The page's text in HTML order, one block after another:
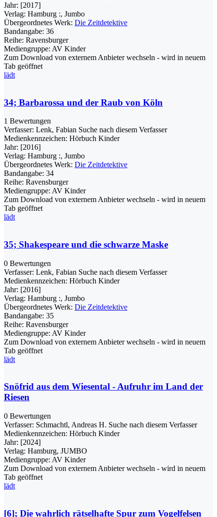
Jahr: [2017]
Verlag: Hamburg :, Jumbo
Übergeordnetes Werk: Die Zeitdetektive
Bandangabe: 36
Reihe: Ravensburger
Mediengruppe: AV Kinder
Zum Download von externem Anbieter wechseln - wird in neuem
Tab geöffnet
lädt
34; Barbarossa und der Raub von Köln
1 Bewertungen
Verfasser: Lenk, Fabian Suche nach diesem Verfasser
Medienkennzeichen: Hörbuch Kinder
Jahr: [2016]
Verlag: Hamburg :, Jumbo
Übergeordnetes Werk: Die Zeitdetektive
Bandangabe: 34
Reihe: Ravensburger
Mediengruppe: AV Kinder
Zum Download von externem Anbieter wechseln - wird in neuem
Tab geöffnet
lädt
35; Shakespeare und die schwarze Maske
0 Bewertungen
Verfasser: Lenk, Fabian Suche nach diesem Verfasser
Medienkennzeichen: Hörbuch Kinder
Jahr: [2016]
Verlag: Hamburg :, Jumbo
Übergeordnetes Werk: Die Zeitdetektive
Bandangabe: 35
Reihe: Ravensburger
Mediengruppe: AV Kinder
Zum Download von externem Anbieter wechseln - wird in neuem
Tab geöffnet
lädt
Snöfrid aus dem Wiesental - Aufruhr im Land der
Riesen
0 Bewertungen
Verfasser: Schmachtl, Andreas H. Suche nach diesem Verfasser
Medienkennzeichen: Hörbuch Kinder
Jahr: [2024]
Verlag: Hamburg, JUMBO
Mediengruppe: AV Kinder
Zum Download von externem Anbieter wechseln - wird in neuem
Tab geöffnet
lädt
[6]; Die wahrlich rätselhafte Spur zum Vogelfelsen